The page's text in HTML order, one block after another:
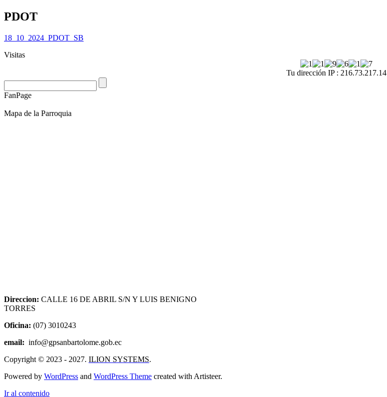
PDOT
18_10_2024_PDOT_SB
Visitas
Tu dirección IP : 216.73.217.14
FanPage
Mapa de la Parroquia
Direccion: CALLE 16 DE ABRIL S/N Y LUIS BENIGNO
TORRES
Oficina: (07) 3010243
email: info@gpsanbartolome.gob.ec
Copyright © 2023 - 2027. ILION SYSTEMS.
Powered by WordPress and WordPress Theme created with Artisteer.
Ir al contenido